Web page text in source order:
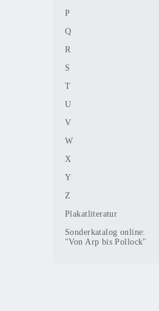
P
Q
R
S
T
U
V
W
X
Y
Z
Plakatliteratur
Sonderkatalog online:
"Von Arp bis Pollock"